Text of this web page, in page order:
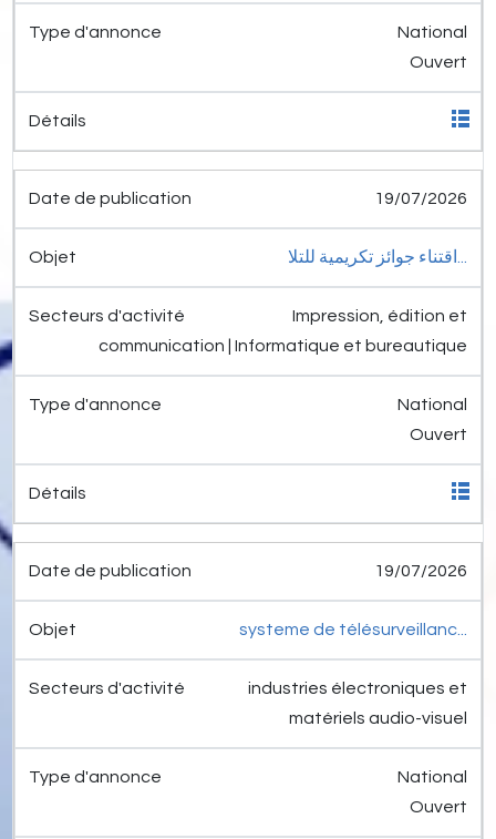
National
Ouvert
19/07/2026
اقتناء جوائز تكريمية للتلا...
Impression, édition et
communication | Informatique et bureautique
National
Ouvert
19/07/2026
systeme de télésurveillanc...
industries électroniques et
matériels audio-visuel
National
Ouvert